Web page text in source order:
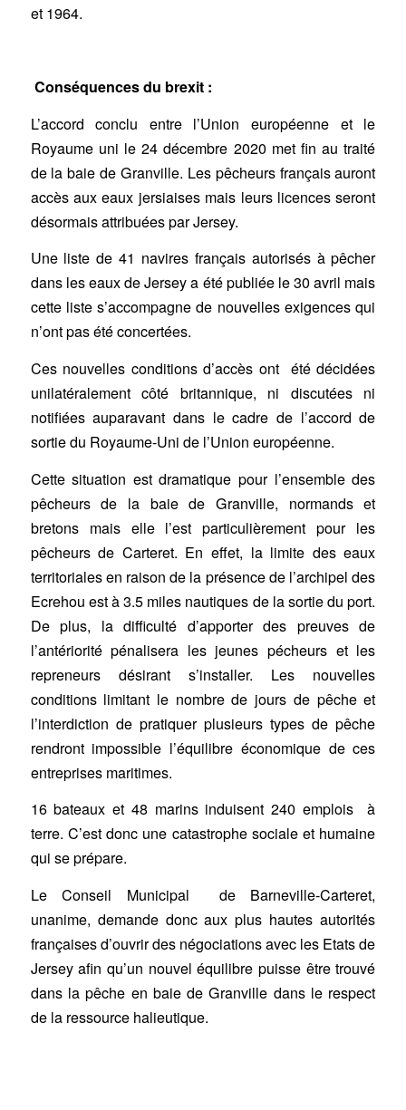
et 1964.
Conséquences du brexit :
L’accord conclu entre l’Union européenne et le
Royaume uni le 24 décembre 2020 met fin au traité
de la baie de Granville. Les pêcheurs français auront
accès aux eaux jersiaises mais leurs licences seront
désormais attribuées par Jersey.
Une liste de 41 navires français autorisés à pêcher
dans les eaux de Jersey a été publiée le 30 avril mais
cette liste s’accompagne de nouvelles exigences qui
n’ont pas été concertées.
Ces nouvelles conditions d’accès ont été décidées
unilatéralement côté britannique, ni discutées ni
notifiées auparavant dans le cadre de l’accord de
sortie du Royaume-Uni de l’Union européenne.
Cette situation est dramatique pour l’ensemble des
pêcheurs de la baie de Granville, normands et
bretons mais elle l’est particulièrement pour les
pêcheurs de Carteret. En effet, la limite des eaux
territoriales en raison de la présence de l’archipel des
Ecrehou est à 3.5 miles nautiques de la sortie du port.
De plus, la difficulté d’apporter des preuves de
l’antériorité pénalisera les jeunes pécheurs et les
repreneurs désirant s’installer. Les nouvelles
conditions limitant le nombre de jours de pêche et
l’interdiction de pratiquer plusieurs types de pêche
rendront impossible l’équilibre économique de ces
entreprises maritimes.
16 bateaux et 48 marins induisent 240 emplois à
terre. C’est donc une catastrophe sociale et humaine
qui se prépare.
Le Conseil Municipal de Barneville-Carteret,
unanime, demande donc aux plus hautes autorités
françaises d’ouvrir des négociations avec les Etats de
Jersey afin qu’un nouvel équilibre puisse être trouvé
dans la pêche en baie de Granville dans le respect
de la ressource halieutique.